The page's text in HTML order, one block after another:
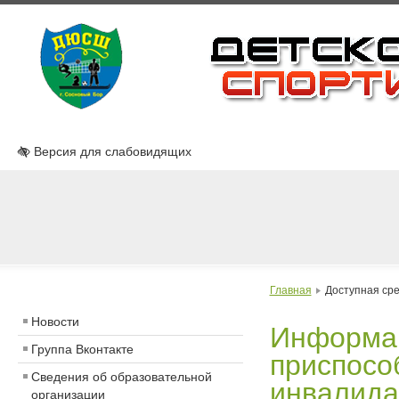
Версия для слабовидящих
Новости
Группа Вконтакте
Сведения об образовательной
организации
Главная Доступная